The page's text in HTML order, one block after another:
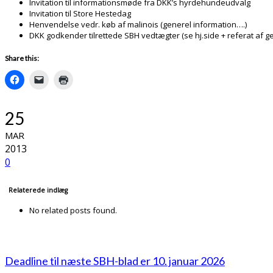
Invitation til informationsmøde fra DKK’s hyrdehundeudvalg
Invitation til Store Hestedag
Henvendelse vedr. køb af malinois (generel information….)
DKK godkender tilrettede SBH vedtægter (se hj.side + referat af
Share this:
25
MAR
2013
0
Relaterede indlæg
No related posts found.
Deadline til næste SBH-blad er 10. januar 2026